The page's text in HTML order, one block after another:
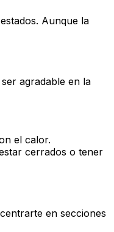
Aunque la
agradable en la
el calor.
cerrados o tener
en secciones